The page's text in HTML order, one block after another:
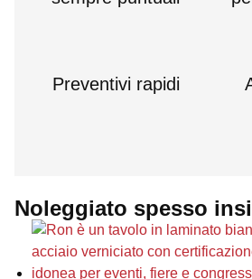
Preventivi rapidi
Noleggiato spesso